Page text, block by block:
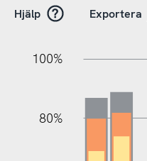
Hjälp Exportera
80%
100%